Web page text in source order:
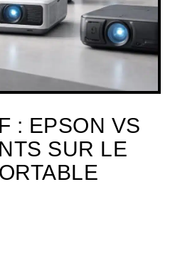
: EPSON VS
SUR LE